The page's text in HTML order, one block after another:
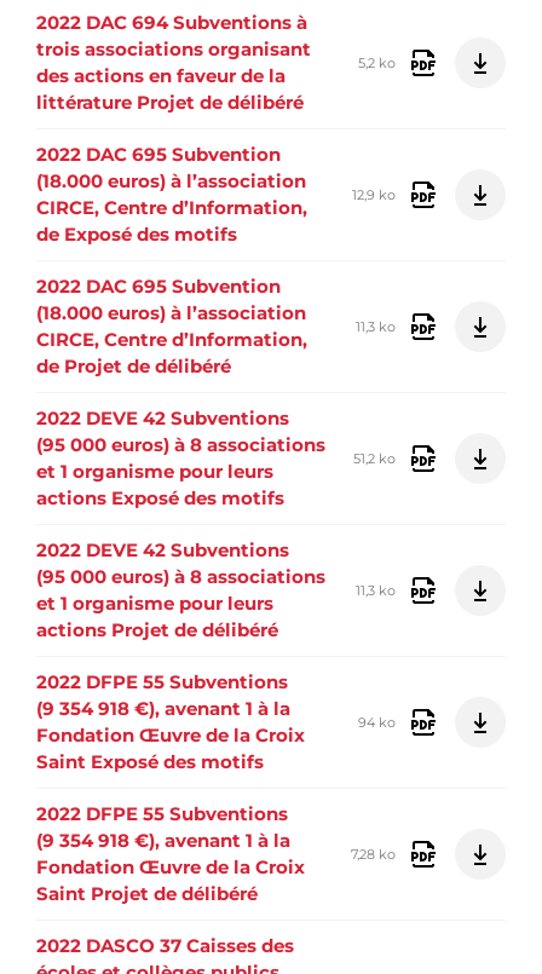
2022 DAC 694 Subventions à
trois associations organisant
des actions en faveur de la
littérature Projet de délibéré
5,2 ko
2022 DAC 695 Subvention
(18.000 euros) à l’association
CIRCE, Centre d’Information,
de Exposé des motifs
12,9 ko
2022 DAC 695 Subvention
(18.000 euros) à l’association
CIRCE, Centre d’Information,
de Projet de délibéré
11,3 ko
2022 DEVE 42 Subventions
(95 000 euros) à 8 associations
et 1 organisme pour leurs
actions Exposé des motifs
51,2 ko
2022 DEVE 42 Subventions
(95 000 euros) à 8 associations
et 1 organisme pour leurs
actions Projet de délibéré
11,3 ko
2022 DFPE 55 Subventions
(9 354 918 €), avenant 1 à la
Fondation Œuvre de la Croix
Saint Exposé des motifs
94 ko
2022 DFPE 55 Subventions
(9 354 918 €), avenant 1 à la
Fondation Œuvre de la Croix
Saint Projet de délibéré
7,28 ko
2022 DASCO 37 Caisses des